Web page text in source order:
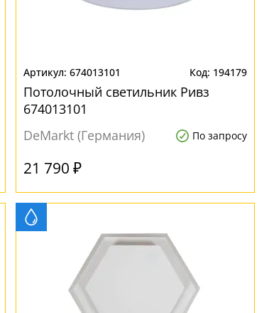
674013101 194179
Потолочный светильник Ривз
674013101
DeMarkt (Германия)
По запросу
21 790 ₽